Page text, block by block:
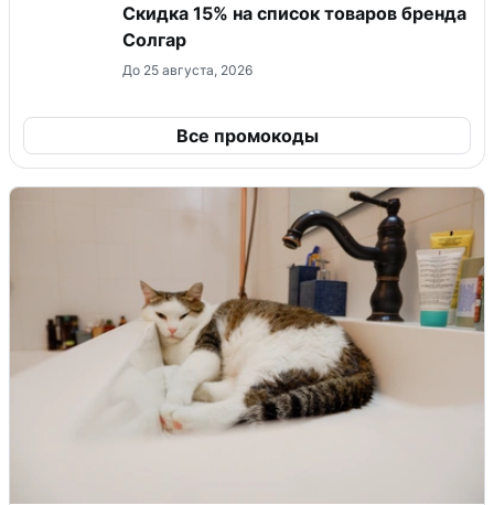
Скидка 15% на список товаров бренда
Солгар
До 25 августа, 2026
Все промокоды